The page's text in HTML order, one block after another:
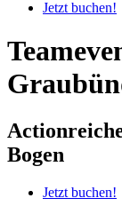
Jetzt buchen!
Bogen
Jetzt buchen!